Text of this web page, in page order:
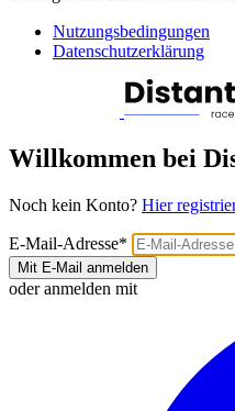
Nutzungsbedingungen
Datenschutzerklärung
Willkommen bei
Noch kein Konto? Hier
E-Mail-Adresse*
Mit E-Mail anmelden
oder anmelden mit